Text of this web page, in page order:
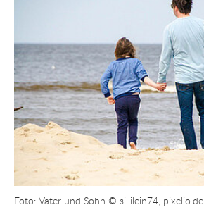
Foto: Vater und Sohn © sillilein74, pixelio.de